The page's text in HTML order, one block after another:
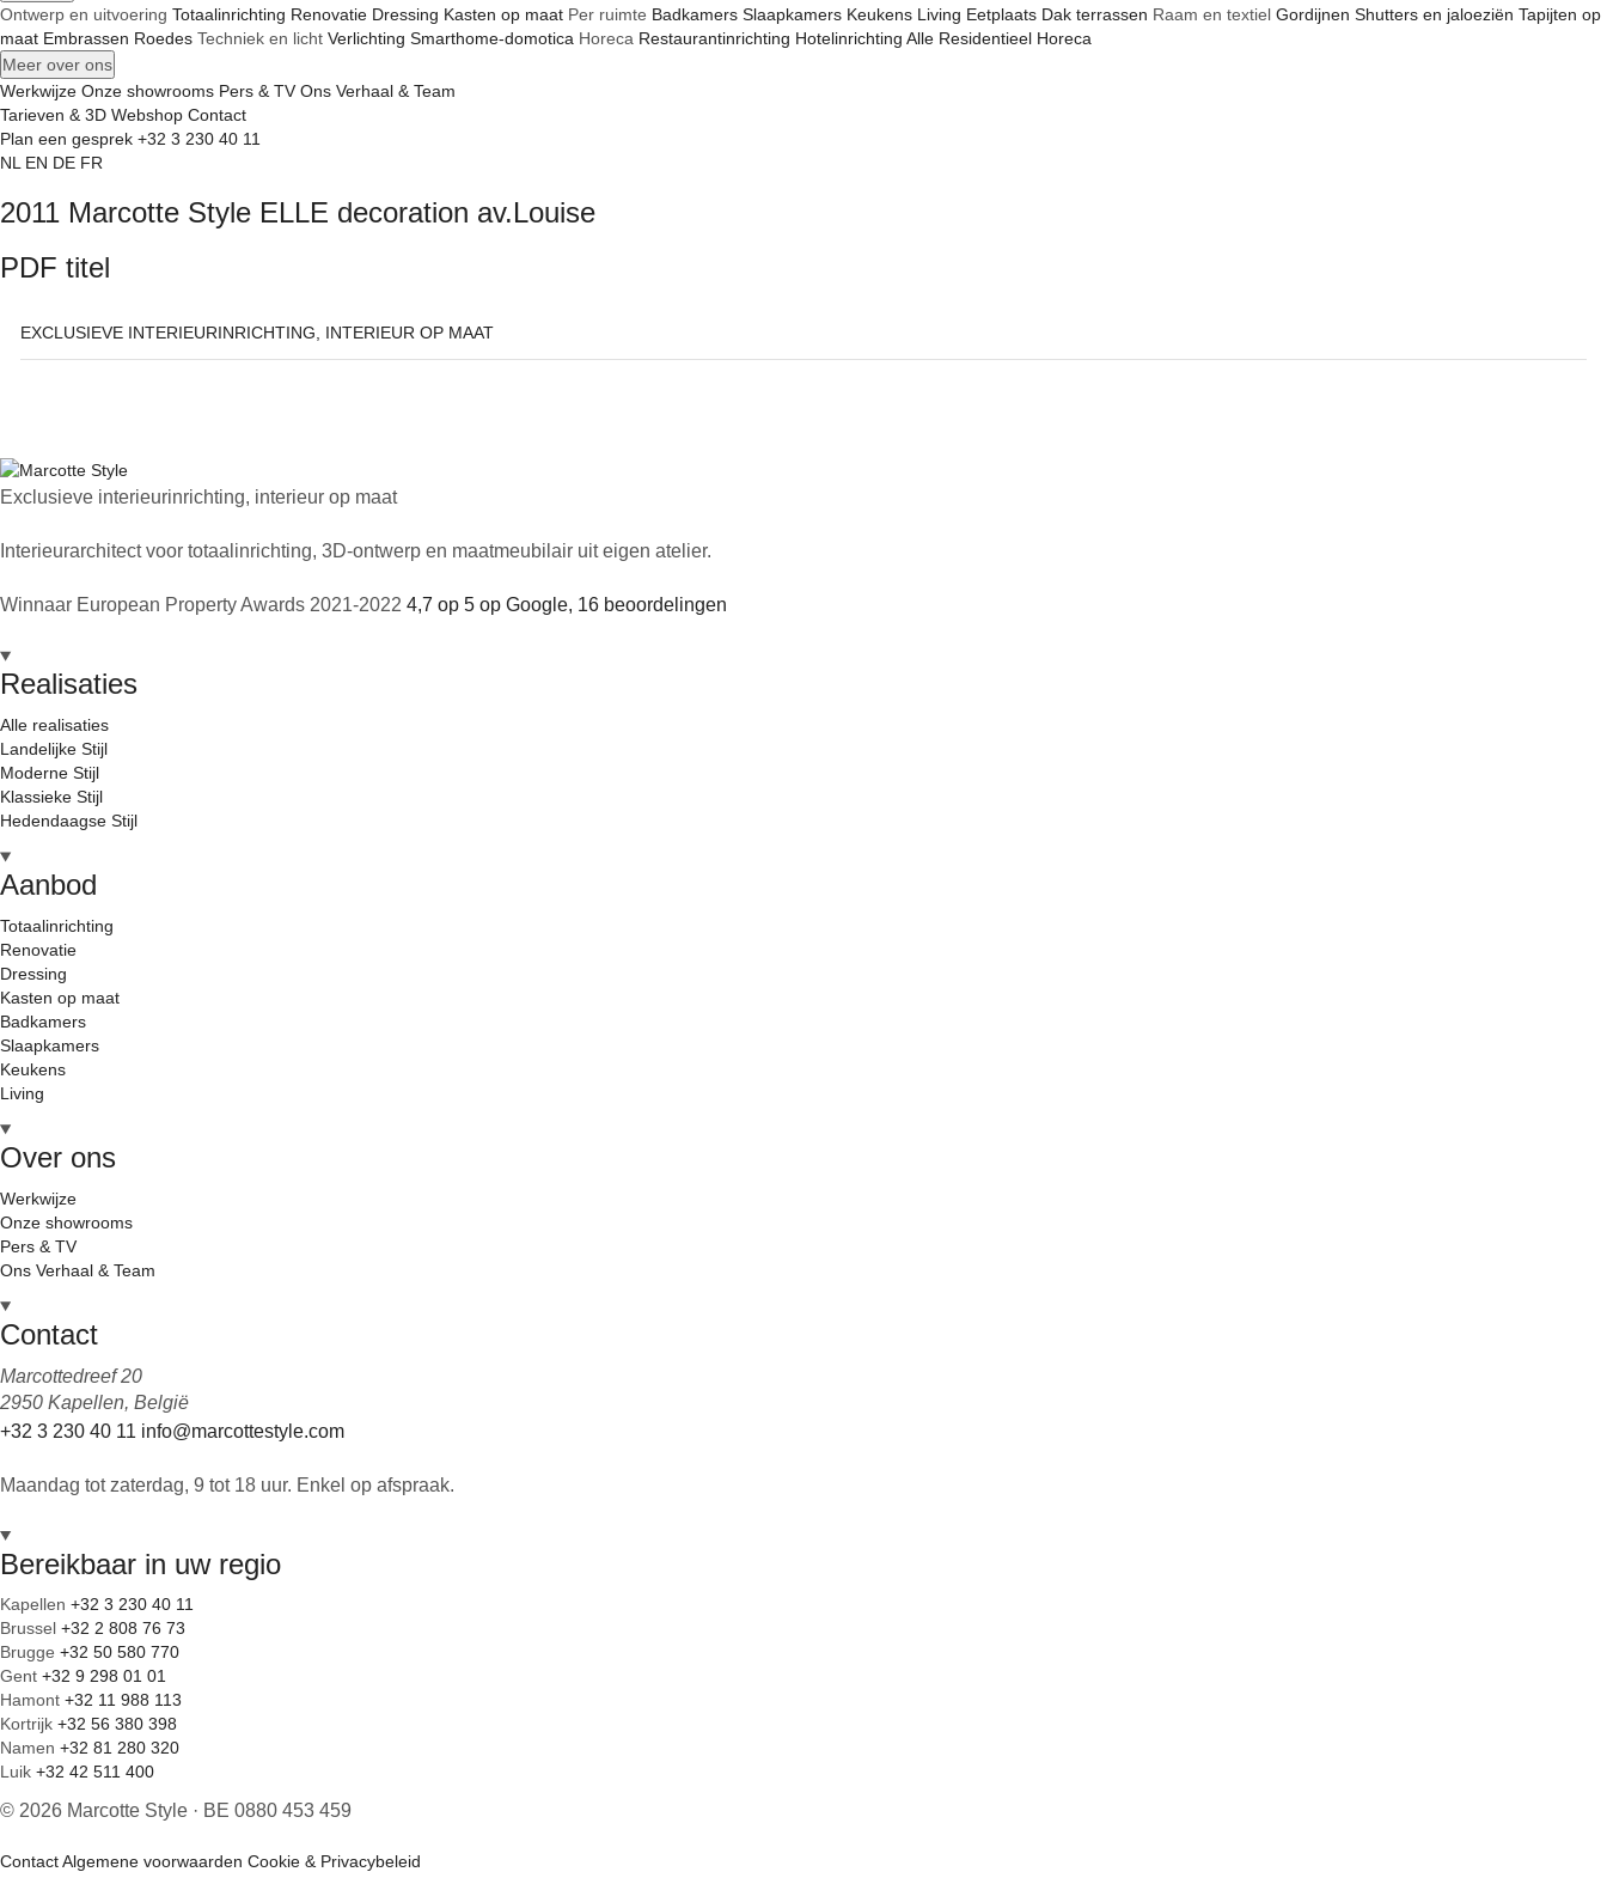
Ontwerp en uitvoering Totaalinrichting Renovatie Dressing Kasten op maat Per ruimte Badkamers Slaapkamers Keukens Living Eetplaats Dak terrassen Raam en textiel Gordijnen Shutters en jaloeziën Tapijten op
maat Embrassen Roedes Techniek en licht Verlichting Smarthome-domotica Horeca Restaurantinrichting Hotelinrichting Alle Residentieel Horeca
Meer over ons
Werkwijze Onze showrooms Pers & TV Ons Verhaal & Team
Tarieven & 3D Webshop Contact
Plan een gesprek +32 3 230 40 11
NL EN DE FR
2011 Marcotte Style ELLE decoration av.Louise
PDF titel
EXCLUSIEVE INTERIEURINRICHTING, INTERIEUR OP MAAT
Exclusieve interieurinrichting, interieur op maat
Interieurarchitect voor totaalinrichting, 3D-ontwerp en maatmeubilair uit eigen atelier.
Winnaar European Property Awards 2021-2022 4,7 op 5 op Google, 16 beoordelingen
Realisaties
Alle realisaties
Landelijke Stijl
Moderne Stijl
Klassieke Stijl
Hedendaagse Stijl
Aanbod
Totaalinrichting
Renovatie
Dressing
Kasten op maat
Badkamers
Slaapkamers
Keukens
Living
Over ons
Werkwijze
Onze showrooms
Pers & TV
Ons Verhaal & Team
Contact
Marcottedreef 20
2950 Kapellen, België
+32 3 230 40 11 info@marcottestyle.com
Maandag tot zaterdag, 9 tot 18 uur. Enkel op afspraak.
Bereikbaar in uw regio
Kapellen +32 3 230 40 11
Brussel +32 2 808 76 73
Brugge +32 50 580 770
Gent +32 9 298 01 01
Hamont +32 11 988 113
Kortrijk +32 56 380 398
Namen +32 81 280 320
Luik +32 42 511 400
© 2026 Marcotte Style · BE 0880 453 459
ContactAlgemene voorwaarden Cookie & Privacybeleid